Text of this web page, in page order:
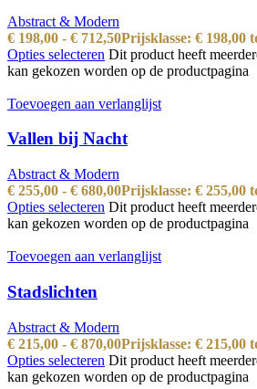
Abstract & Modern
€ 198,00 - € 712,50Prijsklasse: € 198,00
Opties selecteren Dit product heeft
kan gekozen worden op de productpagina
Toevoegen aan verlanglijst
Vallen bij Nacht
Abstract & Modern
€ 255,00 - € 680,00Prijsklasse: € 255,00
Opties selecteren Dit product heeft
kan gekozen worden op de productpagina
Toevoegen aan verlanglijst
Stadslichten
Abstract & Modern
€ 215,00 - € 870,00Prijsklasse: € 215,00
Opties selecteren Dit product heeft
kan gekozen worden op de productpagina